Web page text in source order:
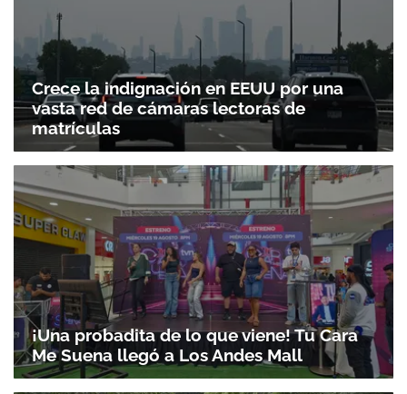
Crece la indignación en EEUU por una
vasta red de cámaras lectoras de
matrículas
¡Una probadita de lo que viene! Tu Cara
Me Suena llegó a Los Andes Mall